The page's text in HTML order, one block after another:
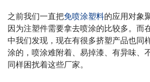
之前我们一直把免喷涂塑料的应用对象
因为注塑件需要拿去喷涂的比较多。而
中我们发现，现在有很多挤塑产品也同
涂的， 喷涂难附着、易掉漆、有异味、
同样困扰着这些厂家。